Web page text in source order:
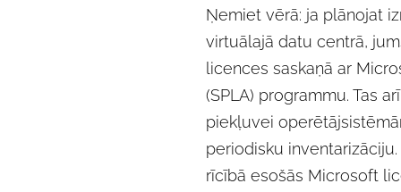
Ņemiet vērā: ja plānojat
virtuālajā datu centrā,
licences saskaņā ar
(SPLA) programmu. Tas
piekļuvei
periodisku
rīcībā esošās Microsoft